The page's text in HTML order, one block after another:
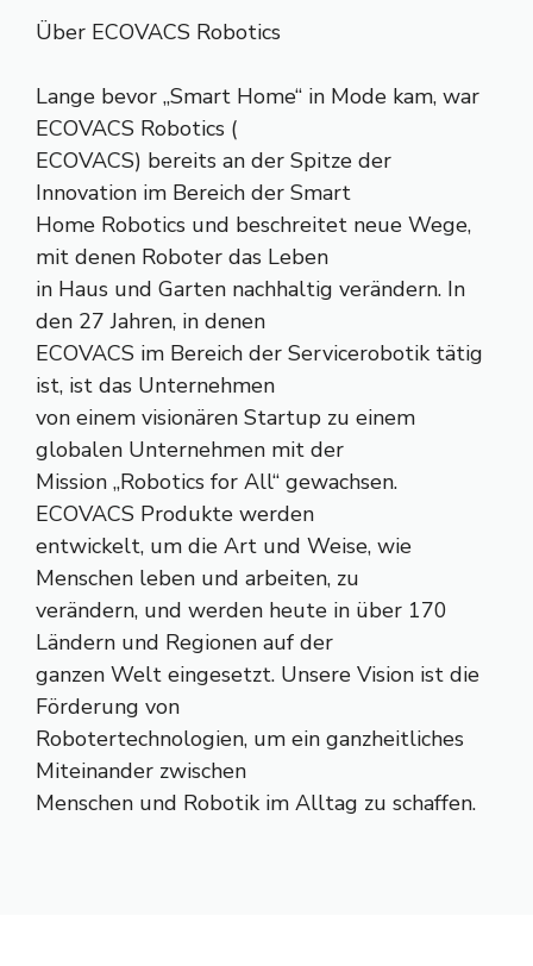
Über ECOVACS Robotics
Lange bevor „Smart Home“ in Mode kam, war
ECOVACS Robotics (
ECOVACS) bereits an der Spitze der
Innovation im Bereich der Smart
Home Robotics und beschreitet neue Wege,
mit denen Roboter das Leben
in Haus und Garten nachhaltig verändern. In
den 27 Jahren, in denen
ECOVACS im Bereich der Servicerobotik tätig
ist, ist das Unternehmen
von einem visionären Startup zu einem
globalen Unternehmen mit der
Mission „Robotics for All“ gewachsen.
ECOVACS Produkte werden
entwickelt, um die Art und Weise, wie
Menschen leben und arbeiten, zu
verändern, und werden heute in über 170
Ländern und Regionen auf der
ganzen Welt eingesetzt. Unsere Vision ist die
Förderung von
Robotertechnologien, um ein ganzheitliches
Miteinander zwischen
Menschen und Robotik im Alltag zu schaffen.